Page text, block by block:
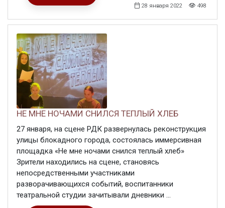
28 января 2022 498
НЕ МНЕ НОЧАМИ СНИЛСЯ ТЕПЛЫЙ ХЛЕБ
27 января, на сцене РДК развернулась реконструкция
улицы блокадного города, состоялась иммерсивная
площадка «Не мне ночами снился теплый хлеб»
Зрители находились на сцене, становясь
непосредственными участниками
разворачивающихся событий, воспитанники
театральной студии зачитывали дневники ...